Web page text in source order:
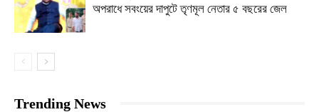
অপরাধে সবংয়ের দাপুটে তৃণমূল নেতার ৫ বছরের জেল
Trending News